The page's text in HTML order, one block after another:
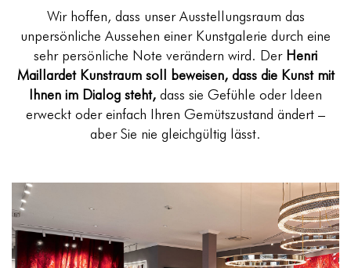
Wir hoffen, dass unser Ausstellungsraum das
unpersönliche Aussehen einer Kunstgalerie durch eine
sehr persönliche Note verändern wird. DerHenri
Maillardet Kunstraum soll beweisen, dass die Kunst mit
Ihnen im Dialog steht, dass sie Gefühle oder Ideen
erweckt oder einfach Ihren Gemütszustand ändert –
aber Sie nie gleichgültig lässt.